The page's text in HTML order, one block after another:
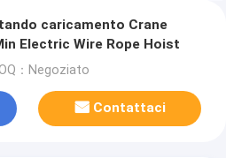
caricamento Crane
Electric Wire Rope Hoist
：Negoziato
Contattaci